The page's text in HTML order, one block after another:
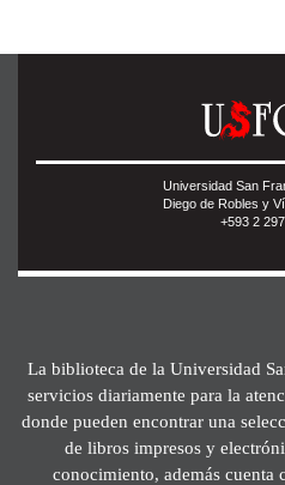
Universidad San
Diego de Robles y
+593 2
La biblioteca de la Universidad
servicios diariamente para la
donde pueden encontrar una
de libros impresos y
conocimiento, además cuenta